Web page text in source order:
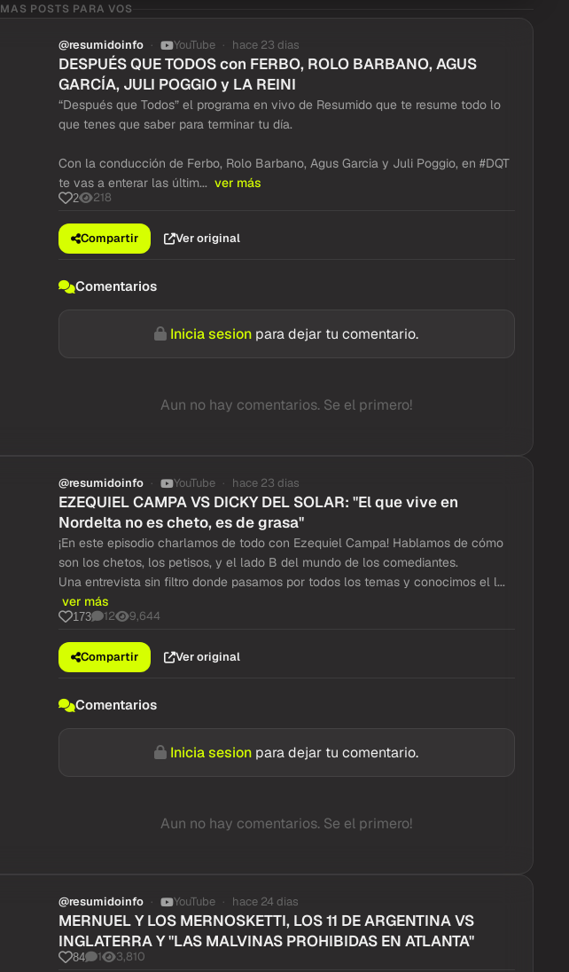
MAS POSTS PARA VOS
@resumidoinfo YouTube hace 23 dias
DESPUÉS QUE TODOS con FERBO, ROLO BARBANO, AGUS
GARCÍA, JULI POGGIO y LA REINI
“Después que Todos” el programa en vivo de Resumido que te resume todo lo
que tenes que saber para terminar tu día.
Con la conducción de Ferbo, Rolo Barbano, Agus Garcia y Juli Poggio, en #DQT
te vas a enterar las últim... ver más
2 218
Compartir Ver original
Comentarios
Inicia sesion para dejar tu comentario.
Aun no hay comentarios. Se el primero!
@resumidoinfo YouTube hace 23 dias
EZEQUIEL CAMPA VS DICKY DEL SOLAR: "El que vive en
Nordelta no es cheto, es de grasa"
¡En este episodio charlamos de todo con Ezequiel Campa! Hablamos de cómo
son los chetos, los petisos, y el lado B del mundo de los comediantes.
Una entrevista sin filtro donde pasamos por todos los temas y conocimos el l...
ver más
173 12 9,644
Compartir Ver original
Comentarios
Inicia sesion para dejar tu comentario.
Aun no hay comentarios. Se el primero!
@resumidoinfo YouTube hace 24 dias
MERNUEL Y LOS MERNOSKETTI, LOS 11 DE ARGENTINA VS
INGLATERRA Y "LAS MALVINAS PROHIBIDAS EN ATLANTA"
84 1 3,810